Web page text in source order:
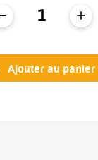
Ajouter au panier